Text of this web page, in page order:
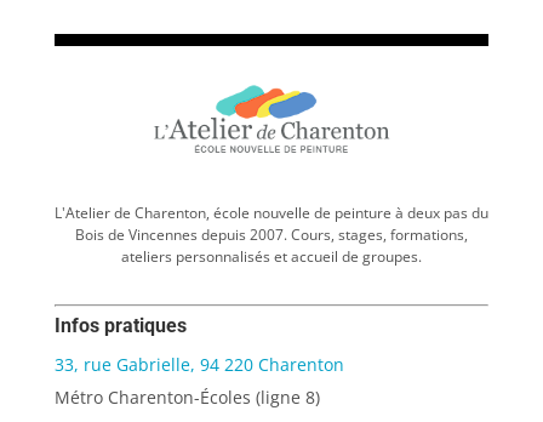
L'Atelier de Charenton, école nouvelle de peinture à deux pas du
Bois de Vincennes depuis 2007. Cours, stages, formations,
ateliers personnalisés et accueil de groupes.
Infos pratiques
33, rue Gabrielle, 94 220 Charenton
Métro Charenton-Écoles (ligne 8)